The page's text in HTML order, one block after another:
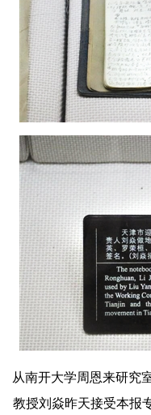
从南开大学周恩来研究
教授刘焱昨天接受本报